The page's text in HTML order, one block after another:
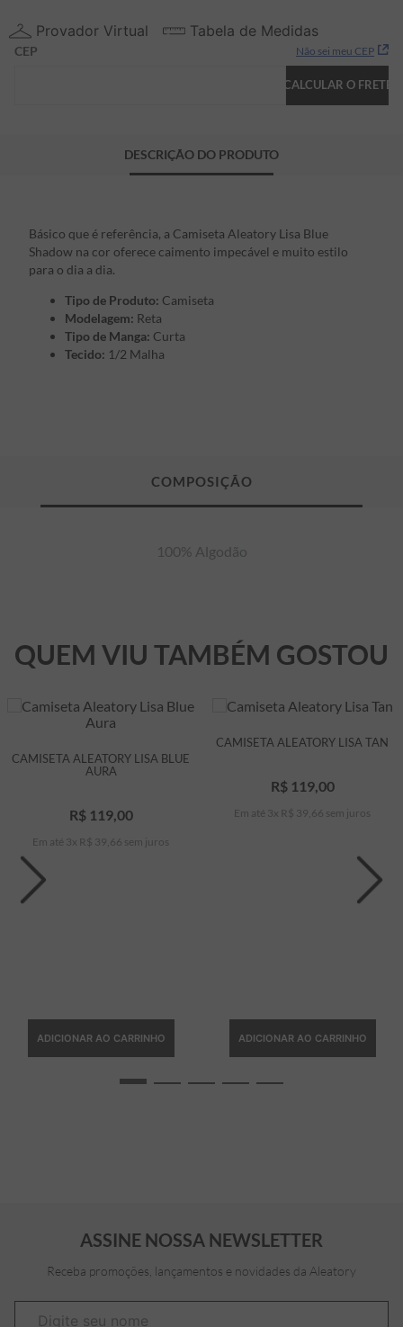
Provador Virtual Tabela de Medidas
CEP Não sei meu CEP
CALCULAR O FRETE
DESCRIÇÃO DO PRODUTO
Básico que é referência, a Camiseta Aleatory Lisa Blue
Shadow na cor oferece caimento impecável e muito estilo
para o dia a dia.
Tipo de Produto: Camiseta
Modelagem: Reta
Tipo de Manga: Curta
Tecido: 1/2 Malha
100% Algodão
QUEM VIU TAMBÉM GOSTOU
CAMISETA ALEATORY LISA BLUE
AURA
R$ 119,00
Em até 3 x R$ 39 66 sem juros
ADICIONAR AO CARRINHO
CAMISETA ALEATORY LISA TAN
R$ 119,00
Em até 3 x R$ 39 66 sem juros
ADICIONAR AO CARRINHO
ASSINE NOSSA NEWSLETTER
Receba promoções, lançamentos e novidades da Aleatory